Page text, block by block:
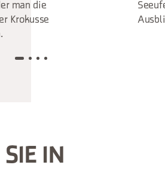
man die
Krokusse
IN